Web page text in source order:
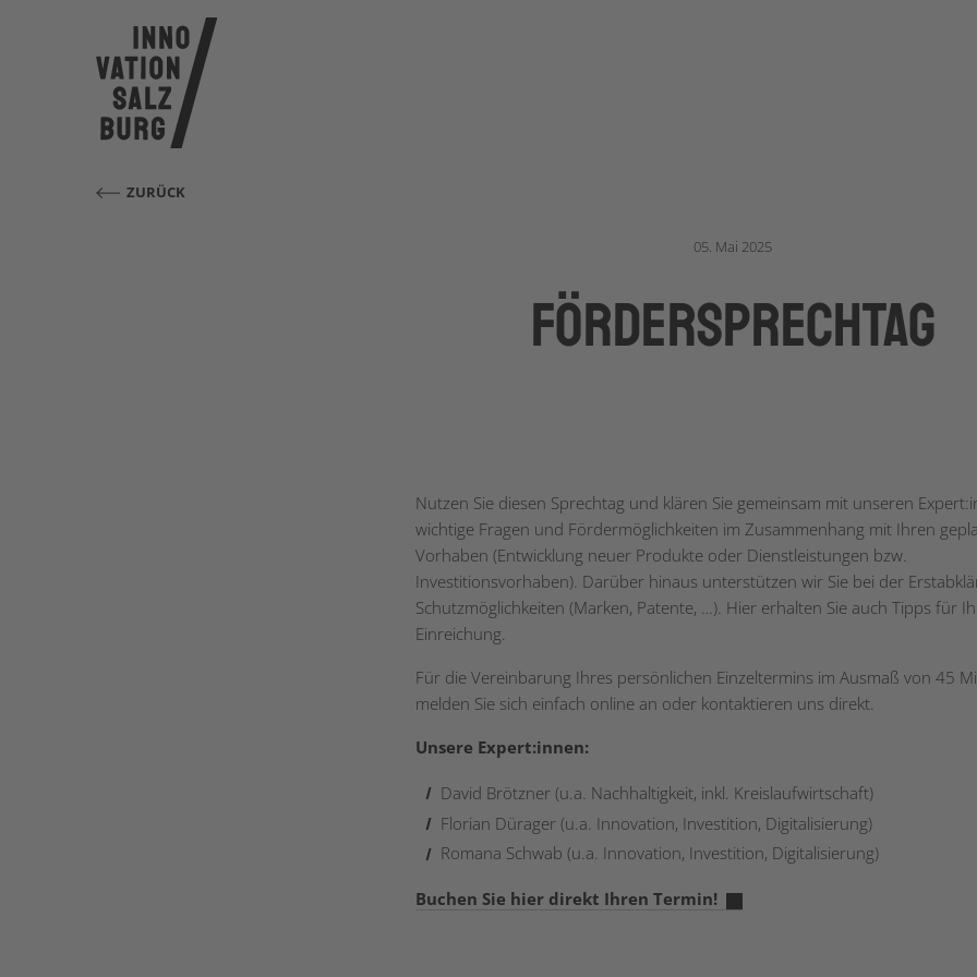
ZURÜCK
05. Mai 2025
förderSPRECHTAG
Nutzen Sie diesen Sprechtag und klären Sie gemeinsam mit unseren
wichtige Fragen und Fördermöglichkeiten im Zusammenhang mit Ihren
Vorhaben (Entwicklung neuer Produkte oder Dienstleistungen bzw.
Investitionsvorhaben). Darüber hinaus unterstützen wir Sie bei der
Schutzmöglichkeiten (Marken, Patente, …). Hier erhalten Sie auch Tipps für
Einreichung.
Für die Vereinbarung Ihres persönlichen Einzeltermins im Ausmaß von 45
melden Sie sich einfach online an oder kontaktieren uns direkt.
Unsere Expert:innen:
David Brötzner (u.a. Nachhaltigkeit, inkl. Kreislaufwirtschaft)
Florian Dürager (u.a. Innovation, Investition, Digitalisierung)
Romana Schwab (u.a. Innovation, Investition, Digitalisierung)
Buchen Sie hier direkt Ihren Termin!